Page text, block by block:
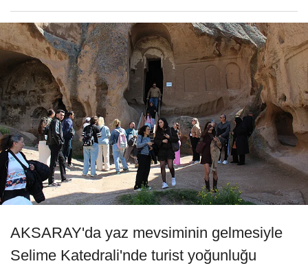
AKSARAY'da yaz mevsiminin gelmesiyle
Selime Katedrali'nde turist yoğunluğu